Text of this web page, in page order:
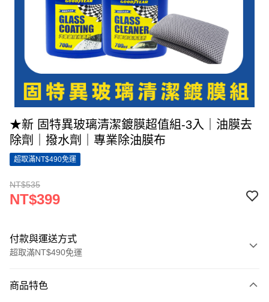
★新 固特異玻璃清潔鍍膜超值組-3入｜油膜去
除劑｜撥水劑｜專業除油膜布
超取滿NT$490免運
NT$535
NT$399
付款與運送方式
超取滿NT$490免運
信用卡一次付款
商品特色